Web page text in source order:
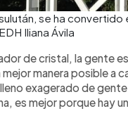
se ha
Iliana Ávila
de cristal, la gente
manera posible a
exagerado de
es mejor porque hay